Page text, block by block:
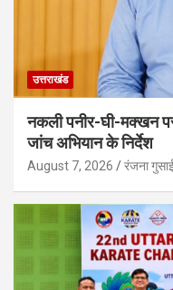
उत्तराखंड
नकली पनीर-घी-मक्खन
जांच अभियान के निर्देश
August 7, 2026 रंजना